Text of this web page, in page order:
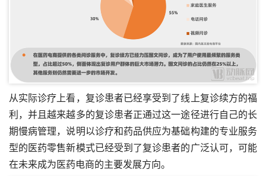
从实际诊疗上看，复诊患者已经享受到了线上复诊续方的福
利，并且越来越多的复诊患者正通过这一途径进行自己的长
期慢病管理，说明以诊疗和药品供应为基础构建的专业服务
型的医药零售新模式已经受到了复诊患者的广泛认可，可能
在未来成为医药电商的主要发展方向。